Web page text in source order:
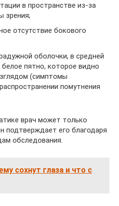
в пространстве из-за
зрения;
отсутствие бокового
оболочки, в средней
белое пятно, которое видно
(симптомы
помутнения
врач может только
подтверждает его благодаря
обследования.
сохнут глаза и что с